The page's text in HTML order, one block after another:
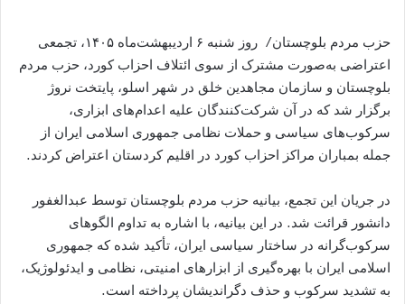
حزب مردم بلوچستان/ روز شنبه ۶ اردیبهشت‌ماه ۱۴۰۵، تجمعی
اعتراضی به‌صورت مشترک از سوی ائتلاف احزاب کورد، حزب مردم
بلوچستان و سازمان مجاهدین خلق در شهر اسلو، پایتخت نروژ
برگزار شد که در آن شرکت‌کنندگان علیه اعدام‌های ابزاری،
سرکوب‌های سیاسی و حملات نظامی جمهوری اسلامی ایران از
جمله بمباران مراکز احزاب کورد در اقلیم کردستان اعتراض کردند.
در جریان این تجمع، بیانیه حزب مردم بلوچستان توسط عبدالغفور
دانشور قرائت شد. در این بیانیه، با اشاره به تداوم الگوهای
سرکوب‌گرانه در ساختار سیاسی ایران، تأکید شده که جمهوری
اسلامی ایران با بهره‌گیری از ابزارهای امنیتی، نظامی و ایدئولوژیک،
به تشدید سرکوب و حذف دگراندیشان پرداخته است.